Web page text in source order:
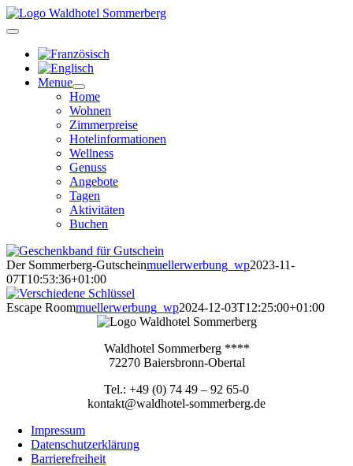
Zum
Inhalt
Menue
Home
Wohnen
Zimmerpreise
Hotelinformationen
Wellness
Genuss
Angebote
Tagen
Aktivitäten
Buchen
Der Sommerberg-Gutscheinmuellerwerbung_wp2023-11-
07T10:53:36+01:00
Escape Roommuellerwerbung_wp2024-12-03T12:25:00+01:00
Waldhotel Sommerberg ****
72270 Baiersbronn-Obertal
Tel.: +49 (0) 74 49 – 92 65-0
kontakt@waldhotel-sommerberg.de
Impressum
Datenschutzerklärung
Barrierefreiheit